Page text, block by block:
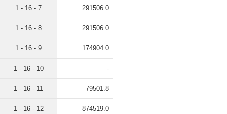
1 - 16 - 7 291506.0
1 - 16 - 8 291506.0
1 - 16 - 9 174904.0
1 - 16 - 10 -
1 - 16 - 11 79501.8
1 - 16 - 12 874519.0